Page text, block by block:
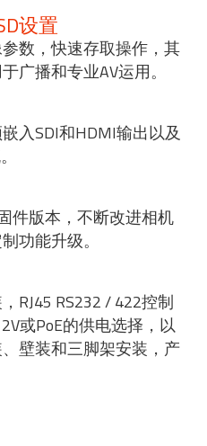
设置
数，快速存取操作，其
广播和专业AV运用。
入SDI和HDMI输出以及
件版本，不断改进相机
功能升级。
RJ45 RS232 / 422控制
或PoE的供电选择，以
壁装和三脚架安装，产